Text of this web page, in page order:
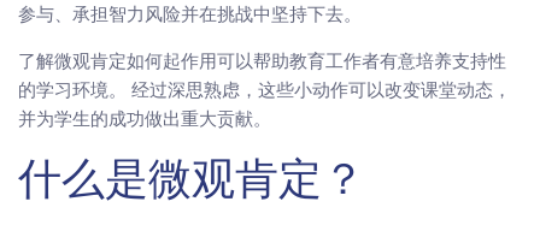
参与、承担智力风险并在挑战中坚持下去。
了解微观肯定如何起作用可以帮助教育工作者有意培养支持性
的学习环境。 经过深思熟虑，这些小动作可以改变课堂动态，
并为学生的成功做出重大贡献。
什么是微观肯定？